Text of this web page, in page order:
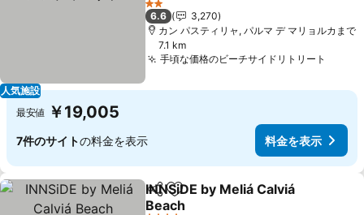
人気施設
2 ホテルのランク
6.6
3,270
カン パスティリャ, パルマ デ マリョルカまで
7.1 km
手頃な価格のビーチサイドリトリート
最安値 ￥19,005
7件のサイトの料金を表示 料金を表示
シェアお気に入りに追加
INNSiDE by Meliá Calviá
Beach